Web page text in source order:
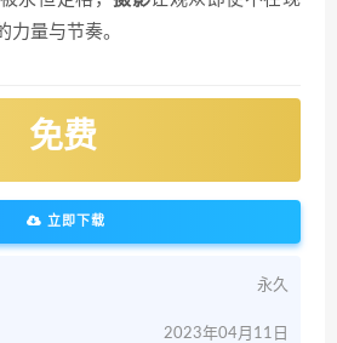
力量与节奏。
免费
立即下载
永久
2023年04月11日